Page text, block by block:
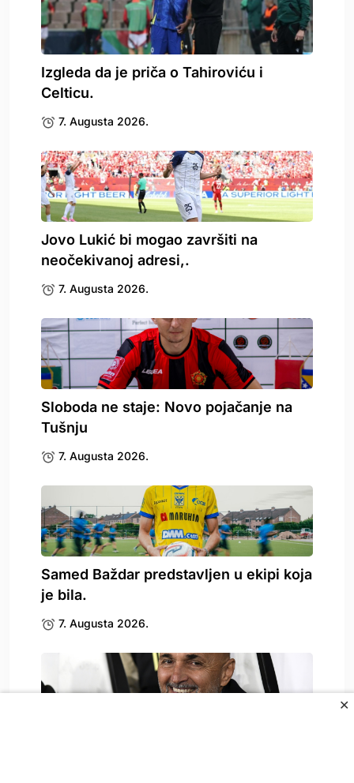
✕
Izgleda da je priča o Tahiroviću i
Celticu.
7. Augusta 2026.
Jovo Lukić bi mogao završiti na
neočekivanoj adresi,.
7. Augusta 2026.
Sloboda ne staje: Novo pojačanje na
Tušnju
7. Augusta 2026.
Samed Baždar predstavljen u ekipi koja
je bila.
7. Augusta 2026.